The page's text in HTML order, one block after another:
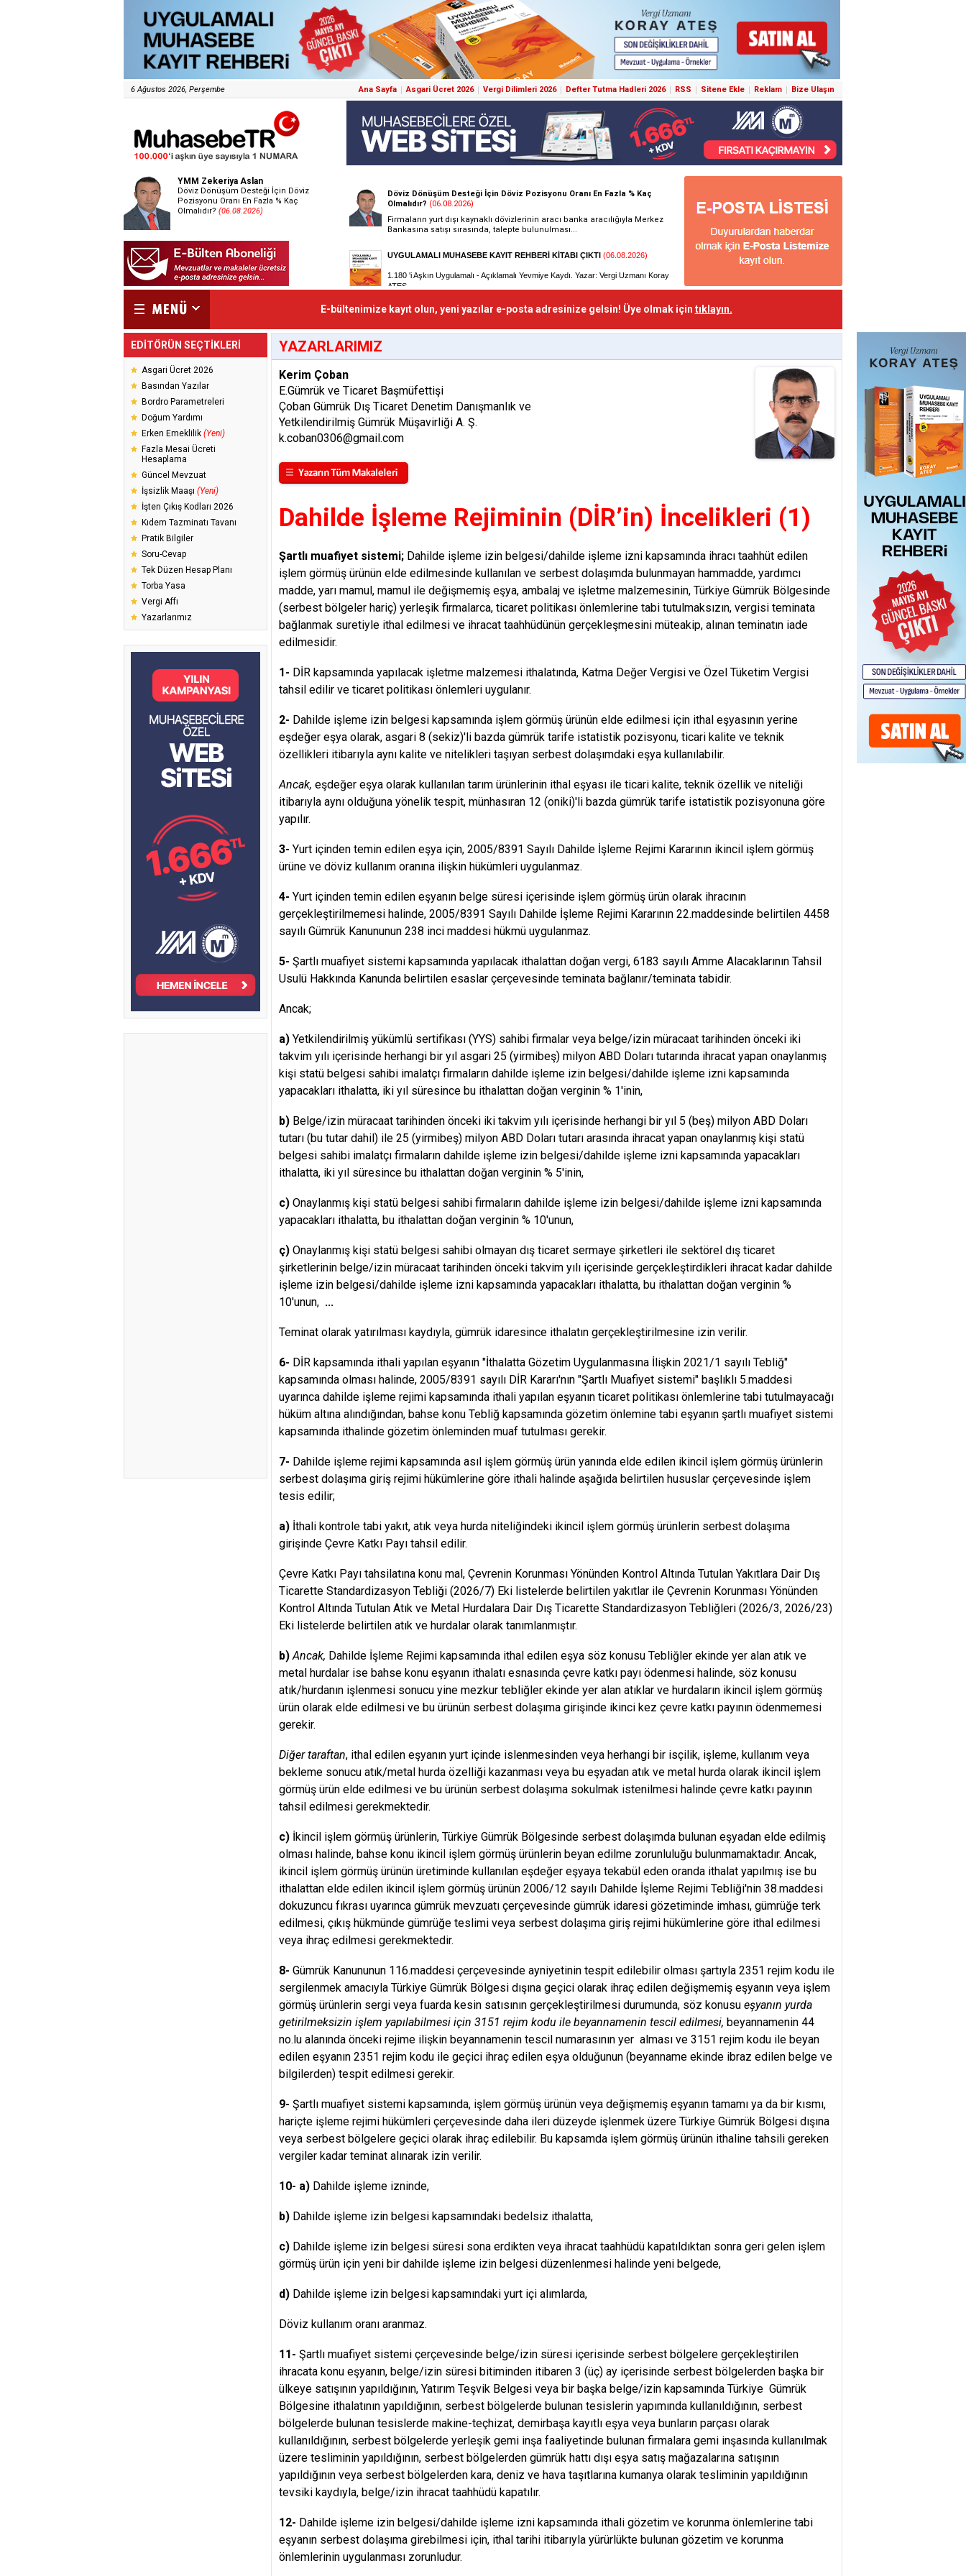
6 Ağustos 2026, Perşembe Ana Sayfa Asgari Ücret 2026 Vergi Dilimleri 2026 Defter Tutma Hadleri 2026 RSS Sitene Ekle Reklam Bize Ulaşın
YMM Zekeriya Aslan
Döviz Dönüşüm Desteği İçin Döviz
Pozisyonu Oranı En Fazla % Kaç
Olmalıdır? (06.08.2026)
E-bültenimize kayıt olun, yeni yazılar e-posta adresinize gelsin! Üye olmak için tıklayın.
EDİTÖRÜN SEÇTİKLERİ
Asgari Ücret 2026
Basından Yazılar
Bordro Parametreleri
Doğum Yardımı
Erken Emeklilik (Yeni)
Fazla Mesai Ücreti
Hesaplama
Güncel Mevzuat
İşsizlik Maaşı (Yeni)
İşten Çıkış Kodları 2026
Kıdem Tazminatı Tavanı
Pratik Bilgiler
Soru-Cevap
Tek Düzen Hesap Planı
Torba Yasa
Vergi Affı
Yazarlarımız
YAZARLARIMIZ
Kerim Çoban
E.Gümrük ve Ticaret Başmüfettişi
Çoban Gümrük Dış Ticaret Denetim Danışmanlık ve
Yetkilendirilmiş Gümrük Müşavirliği A. Ş.
k.coban0306@gmail.com
Dahilde İşleme Rejiminin (DİR’in) İncelikleri (1)
Şartlı muafiyet sistemi; Dahilde işleme izin belgesi/dahilde işleme izni kapsamında ihracı taahhüt edilen
işlem görmüş ürünün elde edilmesinde kullanılan ve serbest dolaşımda bulunmayan hammadde, yardımcı
madde, yarı mamul, mamul ile değişmemiş eşya, ambalaj ve işletme malzemesinin, Türkiye Gümrük Bölgesinde
(serbest bölgeler hariç) yerleşik firmalarca, ticaret politikası önlemlerine tabi tutulmaksızın, vergisi teminata
bağlanmak suretiyle ithal edilmesi ve ihracat taahhüdünün gerçekleşmesini müteakip, alınan teminatın iade
edilmesidir.
1- DİR kapsamında yapılacak işletme malzemesi ithalatında, Katma Değer Vergisi ve Özel Tüketim Vergisi
tahsil edilir ve ticaret politikası önlemleri uygulanır.
2- Dahilde işleme izin belgesi kapsamında işlem görmüş ürünün elde edilmesi için ithal eşyasının yerine
eşdeğer eşya olarak, asgari 8 (sekiz)'li bazda gümrük tarife istatistik pozisyonu, ticari kalite ve teknik
özellikleri itibarıyla aynı kalite ve nitelikleri taşıyan serbest dolaşımdaki eşya kullanılabilir.
Ancak, eşdeğer eşya olarak kullanılan tarım ürünlerinin ithal eşyası ile ticari kalite, teknik özellik ve niteliği
itibarıyla aynı olduğuna yönelik tespit, münhasıran 12 (oniki)'li bazda gümrük tarife istatistik pozisyonuna göre
yapılır.
3- Yurt içinden temin edilen eşya için, 2005/8391 Sayılı Dahilde İşleme Rejimi Kararının ikincil işlem görmüş
ürüne ve döviz kullanım oranına ilişkin hükümleri uygulanmaz.
4- Yurt içinden temin edilen eşyanın belge süresi içerisinde işlem görmüş ürün olarak ihracının
gerçekleştirilmemesi halinde, 2005/8391 Sayılı Dahilde İşleme Rejimi Kararının 22.maddesinde belirtilen 4458
sayılı Gümrük Kanununun 238 inci maddesi hükmü uygulanmaz.
5- Şartlı muafiyet sistemi kapsamında yapılacak ithalattan doğan vergi, 6183 sayılı Amme Alacaklarının Tahsil
Usulü Hakkında Kanunda belirtilen esaslar çerçevesinde teminata bağlanır/teminata tabidir.
Ancak;
a) Yetkilendirilmiş yükümlü sertifikası (YYS) sahibi firmalar veya belge/izin müracaat tarihinden önceki iki
takvim yılı içerisinde herhangi bir yıl asgari 25 (yirmibeş) milyon ABD Doları tutarında ihracat yapan onaylanmış
kişi statü belgesi sahibi imalatçı firmaların dahilde işleme izin belgesi/dahilde işleme izni kapsamında
yapacakları ithalatta, iki yıl süresince bu ithalattan doğan verginin % 1'inin,
b) Belge/izin müracaat tarihinden önceki iki takvim yılı içerisinde herhangi bir yıl 5 (beş) milyon ABD Doları
tutarı (bu tutar dahil) ile 25 (yirmibeş) milyon ABD Doları tutarı arasında ihracat yapan onaylanmış kişi statü
belgesi sahibi imalatçı firmaların dahilde işleme izin belgesi/dahilde işleme izni kapsamında yapacakları
ithalatta, iki yıl süresince bu ithalattan doğan verginin % 5'inin,
c) Onaylanmış kişi statü belgesi sahibi firmaların dahilde işleme izin belgesi/dahilde işleme izni kapsamında
yapacakları ithalatta, bu ithalattan doğan verginin % 10'unun,
ç) Onaylanmış kişi statü belgesi sahibi olmayan dış ticaret sermaye şirketleri ile sektörel dış ticaret
şirketlerinin belge/izin müracaat tarihinden önceki takvim yılı içerisinde gerçekleştirdikleri ihracat kadar dahilde
işleme izin belgesi/dahilde işleme izni kapsamında yapacakları ithalatta, bu ithalattan doğan verginin %
10'unun, ...
Teminat olarak yatırılması kaydıyla, gümrük idaresince ithalatın gerçekleştirilmesine izin verilir.
6- DİR kapsamında ithali yapılan eşyanın "İthalatta Gözetim Uygulanmasına İlişkin 2021/1 sayılı Tebliğ"
kapsamında olması halinde, 2005/8391 sayılı DİR Kararı'nın "Şartlı Muafiyet sistemi" başlıklı 5.maddesi
uyarınca dahilde işleme rejimi kapsamında ithali yapılan eşyanın ticaret politikası önlemlerine tabi tutulmayacağı
hüküm altına alındığından, bahse konu Tebliğ kapsamında gözetim önlemine tabi eşyanın şartlı muafiyet sistemi
kapsamında ithalinde gözetim önleminden muaf tutulması gerekir.
7- Dahilde işleme rejimi kapsamında asıl işlem görmüş ürün yanında elde edilen ikincil işlem görmüş ürünlerin
serbest dolaşıma giriş rejimi hükümlerine göre ithali halinde aşağıda belirtilen hususlar çerçevesinde işlem
tesis edilir;
a) İthali kontrole tabi yakıt, atık veya hurda niteliğindeki ikincil işlem görmüş ürünlerin serbest dolaşıma
girişinde Çevre Katkı Payı tahsil edilir.
Çevre Katkı Payı tahsilatına konu mal, Çevrenin Korunması Yönünden Kontrol Altında Tutulan Yakıtlara Dair Dış
Ticarette Standardizasyon Tebliği (2026/7) Eki listelerde belirtilen yakıtlar ile Çevrenin Korunması Yönünden
Kontrol Altında Tutulan Atık ve Metal Hurdalara Dair Dış Ticarette Standardizasyon Tebliğleri (2026/3, 2026/23)
Eki listelerde belirtilen atık ve hurdalar olarak tanımlanmıştır.
b) Ancak, Dahilde İşleme Rejimi kapsamında ithal edilen eşya söz konusu Tebliğler ekinde yer alan atık ve
metal hurdalar ise bahse konu eşyanın ithalatı esnasında çevre katkı payı ödenmesi halinde, söz konusu
atık/hurdanın işlenmesi sonucu yine mezkur tebliğler ekinde yer alan atıklar ve hurdaların ikincil işlem görmüş
ürün olarak elde edilmesi ve bu ürünün serbest dolaşıma girişinde ikinci kez çevre katkı payının ödenmemesi
gerekir.
Diğer taraftan, ithal edilen eşyanın yurt içinde islenmesinden veya herhangi bir isçilik, işleme, kullanım veya
bekleme sonucu atık/metal hurda özelliği kazanması veya bu eşyadan atık ve metal hurda olarak ikincil işlem
görmüş ürün elde edilmesi ve bu ürünün serbest dolaşıma sokulmak istenilmesi halinde çevre katkı payının
tahsil edilmesi gerekmektedir.
c) İkincil işlem görmüş ürünlerin, Türkiye Gümrük Bölgesinde serbest dolaşımda bulunan eşyadan elde edilmiş
olması halinde, bahse konu ikincil işlem görmüş ürünlerin beyan edilme zorunluluğu bulunmamaktadır. Ancak,
ikincil işlem görmüş ürünün üretiminde kullanılan eşdeğer eşyaya tekabül eden oranda ithalat yapılmış ise bu
ithalattan elde edilen ikincil işlem görmüş ürünün 2006/12 sayılı Dahilde İşleme Rejimi Tebliği'nin 38.maddesi
dokuzuncu fıkrası uyarınca gümrük mevzuatı çerçevesinde gümrük idaresi gözetiminde imhası, gümrüğe terk
edilmesi, çıkış hükmünde gümrüğe teslimi veya serbest dolaşıma giriş rejimi hükümlerine göre ithal edilmesi
veya ihraç edilmesi gerekmektedir.
8- Gümrük Kanununun 116.maddesi çerçevesinde ayniyetinin tespit edilebilir olması şartıyla 2351 rejim kodu ile
sergilenmek amacıyla Türkiye Gümrük Bölgesi dışına geçici olarak ihraç edilen değişmemiş eşyanın veya işlem
görmüş ürünlerin sergi veya fuarda kesin satısının gerçekleştirilmesi durumunda, söz konusu eşyanın yurda
getirilmeksizin işlem yapılabilmesi için 3151 rejim kodu ile beyannamenin tescil edilmesi, beyannamenin 44
no.lu alanında önceki rejime ilişkin beyannamenin tescil numarasının yer alması ve 3151 rejim kodu ile beyan
edilen eşyanın 2351 rejim kodu ile geçici ihraç edilen eşya olduğunun (beyanname ekinde ibraz edilen belge ve
bilgilerden) tespit edilmesi gerekir.
9- Şartlı muafiyet sistemi kapsamında, işlem görmüş ürünün veya değişmemiş eşyanın tamamı ya da bir kısmı,
hariçte işleme rejimi hükümleri çerçevesinde daha ileri düzeyde işlenmek üzere Türkiye Gümrük Bölgesi dışına
veya serbest bölgelere geçici olarak ihraç edilebilir. Bu kapsamda işlem görmüş ürünün ithaline tahsili gereken
vergiler kadar teminat alınarak izin verilir.
10- a) Dahilde işleme izninde,
b) Dahilde işleme izin belgesi kapsamındaki bedelsiz ithalatta,
c) Dahilde işleme izin belgesi süresi sona erdikten veya ihracat taahhüdü kapatıldıktan sonra geri gelen işlem
görmüş ürün için yeni bir dahilde işleme izin belgesi düzenlenmesi halinde yeni belgede,
d) Dahilde işleme izin belgesi kapsamındaki yurt içi alımlarda,
Döviz kullanım oranı aranmaz.
11- Şartlı muafiyet sistemi çerçevesinde belge/izin süresi içerisinde serbest bölgelere gerçekleştirilen
ihracata konu eşyanın, belge/izin süresi bitiminden itibaren 3 (üç) ay içerisinde serbest bölgelerden başka bir
ülkeye satışının yapıldığının, Yatırım Teşvik Belgesi veya bir başka belge/izin kapsamında Türkiye Gümrük
Bölgesine ithalatının yapıldığının, serbest bölgelerde bulunan tesislerin yapımında kullanıldığının, serbest
bölgelerde bulunan tesislerde makine-teçhizat, demirbaşa kayıtlı eşya veya bunların parçası olarak
kullanıldığının, serbest bölgelerde yerleşik gemi inşa faaliyetinde bulunan firmalara gemi inşasında kullanılmak
üzere tesliminin yapıldığının, serbest bölgelerden gümrük hattı dışı eşya satış mağazalarına satışının
yapıldığının veya serbest bölgelerden kara, deniz ve hava taşıtlarına kumanya olarak tesliminin yapıldığının
tevsiki kaydıyla, belge/izin ihracat taahhüdü kapatılır.
12- Dahilde işleme izin belgesi/dahilde işleme izni kapsamında ithali gözetim ve korunma önlemlerine tabi
eşyanın serbest dolaşıma girebilmesi için, ithal tarihi itibarıyla yürürlükte bulunan gözetim ve korunma
önlemlerinin uygulanması zorunludur.